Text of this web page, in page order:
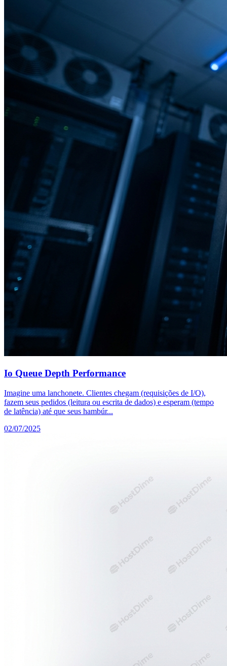
Io Queue Depth Performance
Imagine uma lanchonete. Clientes chegam (requisições de I/O),
fazem seus pedidos (leitura ou escrita de dados) e esperam (tempo
de latência) até que seus hambúr...
02/07/2025